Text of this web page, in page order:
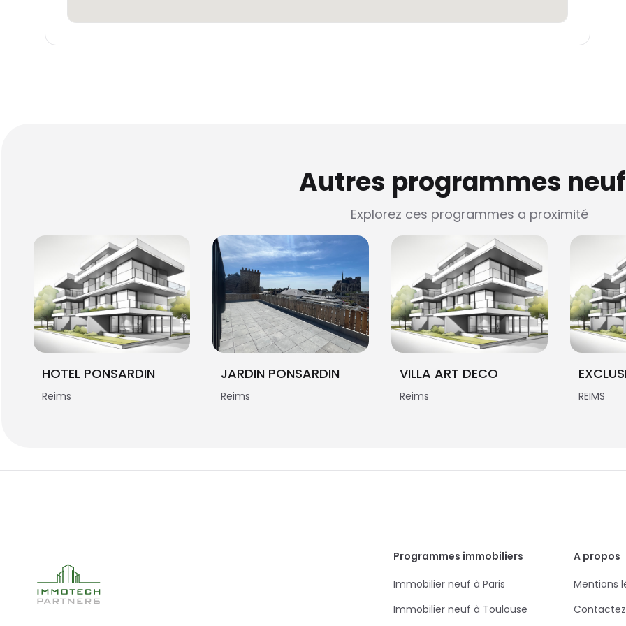
Autres programmes
Explorez ces programmes a proximité
HOTEL PONSARDIN
Reims
JARDIN PONSARDIN
Reims
VILLA ART DECO
Reims REIMS
Programmes immobiliers
Immobilier neuf à Paris
Immobilier neuf à Toulouse
A propos
Mentions